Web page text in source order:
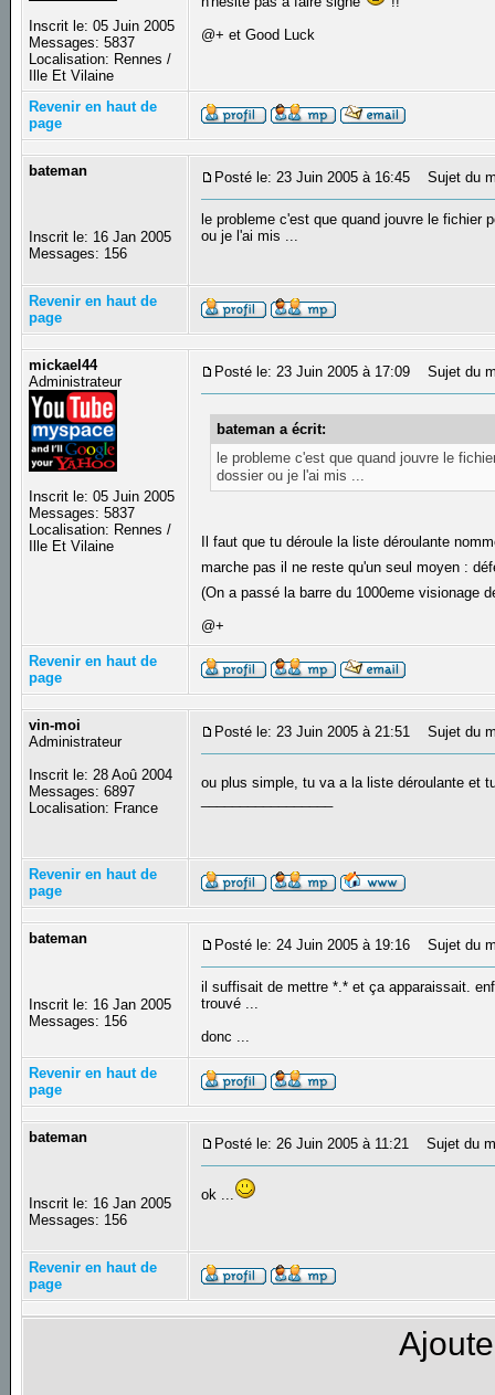
Inscrit le: 05 Juin 2005
Messages: 5837
Localisation: Rennes /
Ille Et Vilaine
@+ et Good Luck
Revenir en haut de
page
bateman
Inscrit le: 16 Jan 2005
Messages: 156
Posté le: 23 Juin 2005 à 16:45 Sujet du
le probleme c'est que quand jouvre le fichier
ou je l'ai mis ...
Revenir en haut de
page
mickael44
Administrateur
Inscrit le: 05 Juin 2005
Messages: 5837
Localisation: Rennes /
Ille Et Vilaine
Posté le: 23 Juin 2005 à 17:09 Sujet du
bateman a écrit:
le probleme c'est que quand jouvre le
dossier ou je l'ai mis ...
Il faut que tu déroule la liste déroulante
marche pas il ne reste qu'un seul moyen :
(On a passé la barre du 1000eme visionage
@+
Revenir en haut de
page
vin-moi
Administrateur
Inscrit le: 28 Aoû 2004
Messages: 6897
Localisation: France
Posté le: 23 Juin 2005 à 21:51 Sujet du
ou plus simple, tu va a la liste déroulante et
Revenir en haut de
page
bateman
Inscrit le: 16 Jan 2005
Messages: 156
Posté le: 24 Juin 2005 à 19:16 Sujet du
il suffisait de mettre *.* et ça apparaissait.
trouvé ...
donc ...
Revenir en haut de
page
bateman
Inscrit le: 16 Jan 2005
Messages: 156
Posté le: 26 Juin 2005 à 11:21 Sujet du
ok ...
Revenir en haut de
page